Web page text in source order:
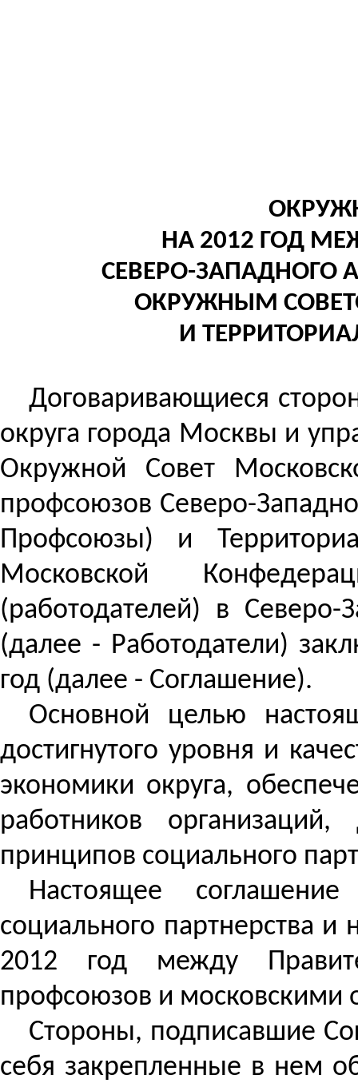
НА 2012 ГОД
СЕВЕРО-ЗАПАДНОГО
ОКРУЖНЫМ
И
Договаривающиеся
округа города Москвы и
Окружной Совет
профсоюзов Северо-
Профсоюзы) и
Московской
(работодателей) в
(далее - Работодатели)
год (далее - Соглашение).
Основной целью
достигнутого уровня и
экономики округа,
работников
принципов социального
Настоящее
социального партнерства и
2012 год между
профсоюзов и московскими
Стороны, подписавшие
себя закрепленные в нем